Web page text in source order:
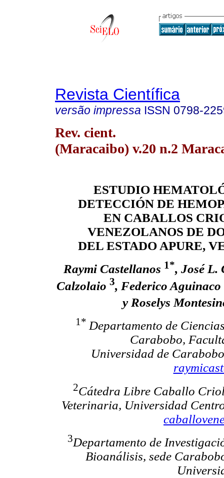
Revista Científica
versão impressa ISSN 0798-
Rev. cient.
(Maracaibo) v.20 n.2
ESTUDIO
DETECCIÓN DE
EN CABALLOS
VENEZOLANOS DE
DEL ESTADO APURE,
Raymi Castellanos 1*, José L.
Calzolaio 3, Federico Aguinaco
y Roselys
1* Departamento de
Carabobo,
Universidad de
2Cátedra Libre Caballo
Veterinaria, Universidad
3Departamento de
Bioanálisis, sede